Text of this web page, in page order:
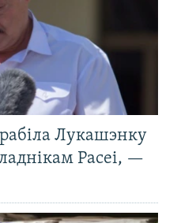
Лукашэнку
Расеі, —